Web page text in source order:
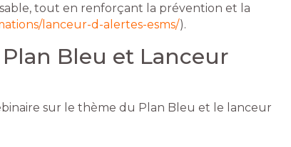
tout en renforçant la prévention et la
lanceur-d-alertes-esms/).
Bleu et Lanceur
sur le thème du Plan Bleu et le lanceur